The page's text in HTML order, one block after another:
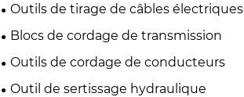
Outils de tirage de câbles électriques
Blocs de cordage de transmission
Outils de cordage de conducteurs
Outil de sertissage hydraulique